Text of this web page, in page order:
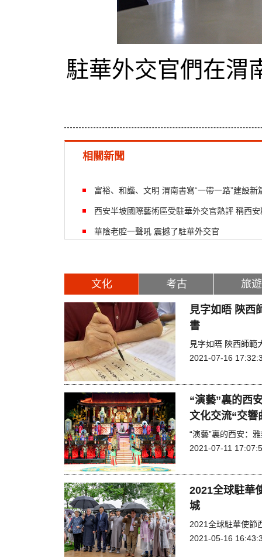
駐華外交官們在渭
相關新聞
富裕、和諧、文明 渭南書寫“一帶一路”建設新
西安半坡國際藝術區受駐華外交官熱評 稱西
華陰老腔一聲吼 震撼了駐華外交官
文化 考古 旅遊
見字如晤 陝西
書
見字如晤 陝西師範
2021-07-16
“演藝”裏的西
文化交流“交響
“演藝”裏的西安：
2021-07-11
2021全球駐華
城
2021全球駐華使節
2021-05-16